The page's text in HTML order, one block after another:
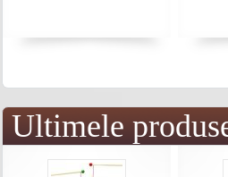
Ultimele